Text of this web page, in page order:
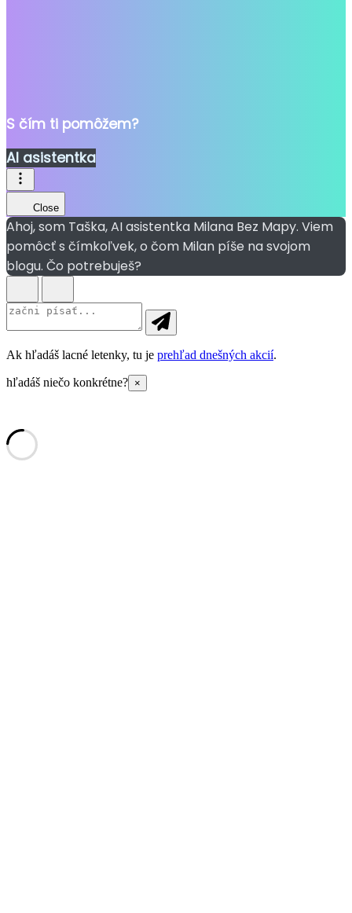
S čím ti pomôžem?
AI asistentka
Close
Ahoj, som Taška, AI asistentka Milana Bez Mapy. Viem
pomôcť s čímkoľvek, o čom Milan píše na svojom
blogu. Čo potrebuješ?
Ak hľadáš lacné letenky, tu je prehľad dnešných akcií.
hľadáš niečo konkrétne? ×